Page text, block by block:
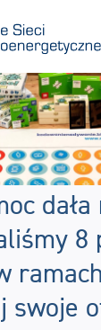
dała
8
swoje